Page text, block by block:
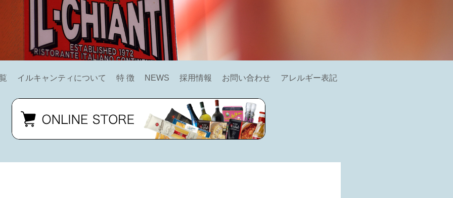
イルキャンティについて 特 徴 NEWS 採用情報 お問い合わせ アレルギー表記